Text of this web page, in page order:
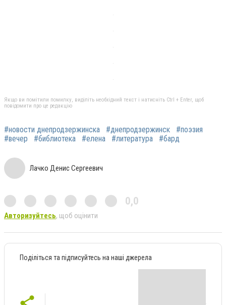
Якщо ви помітили помилку, виділіть необхідний текст і натисніть Ctrl + Enter, щоб
повідомити про це редакцію
#новости днепродзержинска #днепродзержинск
#поэзия
#вечер
#библиотека #елена #литература #бард
Лачко Денис Сергеевич
0,0
Авторизуйтесь, щоб оцінити
Поділіться та підписуйтесь на наші джерела